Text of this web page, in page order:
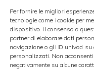
Per fornire le migliori
tecnologie come i cookie per
dispositivo. Il consenso a
partner di elaborare dati
navigazione o gli ID univoci
personalizzati. Non
negativamente su alcune
hanno poco o
benzina. Come
provoca un
spinge la